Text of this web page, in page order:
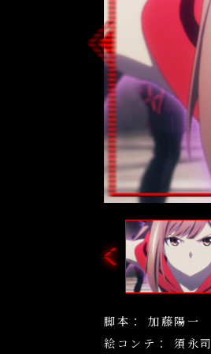
Previous
脚本：
加藤陽一
絵コンテ：
須永司